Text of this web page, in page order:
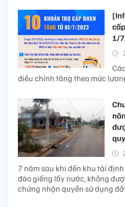
1/
điều chỉnh tăng theo mức
7 năm sau khi đến khu tái
đào giếng lấy nước, không
chứng nhận quyền sử dụng